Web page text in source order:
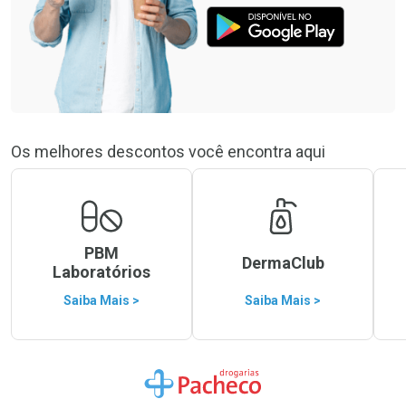
Os melhores descontos você encontra aqui
PBM
Laboratórios
Saiba Mais >
DermaClub
Saiba Mais >
Ir para a Home